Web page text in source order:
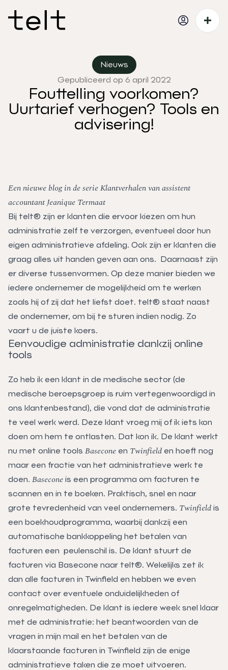
Nieuws
Gepubliceerd op 6 april 2022
Fouttelling voorkomen?
Uurtarief verhogen? Tools en
advisering!
Een nieuwe blog in de serie Klantverhalen van assistent
accountant Jeanique Termaat
Bij telt® zijn er klanten die ervoor kiezen om hun
administratie zelf te verzorgen, eventueel door hun
eigen administratieve afdeling. Ook zijn er klanten die
graag alles uit handen geven aan ons. Daarnaast zijn
er diverse tussenvormen. Op deze manier bieden we
iedere ondernemer de mogelijkheid om te werken
zoals hij of zij dat het liefst doet. telt® staat naast
de ondernemer, om bij te sturen indien nodig. Zo
vaart u de juiste koers.
Eenvoudige administratie dankzij online
tools
Zo heb ik een klant in de medische sector (de
medische beroepsgroep is ruim vertegenwoordigd in
ons klantenbestand), die vond dat de administratie
te veel werk werd. Deze klant vroeg mij of ik iets kon
doen om hem te ontlasten. Dat kon ik. De klant werkt
nu met online tools Basecone en Twinfield en hoeft nog
maar een fractie van het administratieve werk te
doen. Basecone is een programma om facturen te
scannen en in te boeken. Praktisch, snel en naar
grote tevredenheid van veel ondernemers. Twinfield is
een boekhoudprogramma, waarbij dankzij een
automatische bankkoppeling het betalen van
facturen een peulenschil is. De klant stuurt de
facturen via Basecone naar telt®. Wekelijks zet ik
dan alle facturen in Twinfield en hebben we even
contact over eventuele onduidelijkheden of
onregelmatigheden. De klant is iedere week snel klaar
met de administratie: het beantwoorden van de
vragen in mijn mail en het betalen van de
klaarstaande facturen in Twinfield zijn de enige
administratieve taken die ze moet uitvoeren.